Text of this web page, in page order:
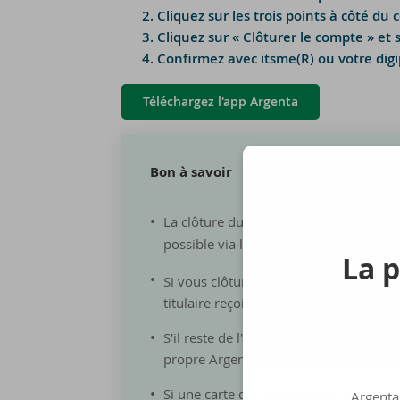
La
Cliquez sur les trois points à côté du
Cliquez sur « Clôturer le compte » et
Confirmez avec itsme(R) ou votre
Téléchargez l'app Argenta
Bon à sa­voir
La clôture du
possible via l'app et
Si vous clôturez un compte commun,
titulaire reçoit une tâche dans l'app
S'il reste de l'argent sur le compte de
propre Argenta pour y transférer le
Si une carte de crédit est liée à votre